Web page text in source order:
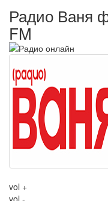
Радио Ваня
FM
vol +
vol -